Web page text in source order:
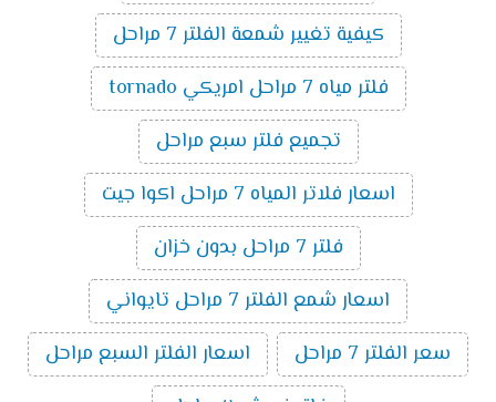
كيفية تغيير شمعة الفلتر 7 مراحل
فلتر مياه 7 مراحل امريكي tornado
تجميع فلتر سبع مراحل
اسعار فلاتر المياه 7 مراحل اكوا جيت
فلتر 7 مراحل بدون خزان
اسعار شمع الفلتر 7 مراحل تايواني
سعر الفلتر 7 مراحل
اسعار الفلتر السبع مراحل